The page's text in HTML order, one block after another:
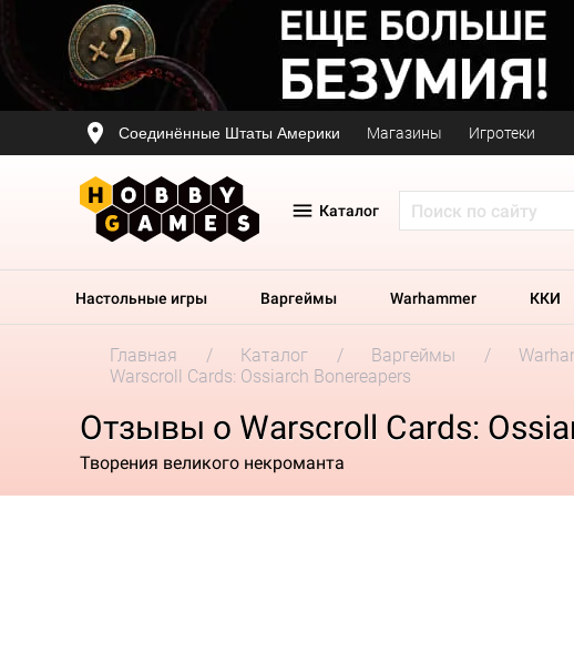
Соединённые Штаты Америки Магазины Игротеки
Каталог
Настольные игры Варгеймы Warhammer ККИ
Главная Каталог Варгеймы
Warscroll Cards: Ossiarch Bonereapers
Отзывы о Warscroll Cards:
Творения великого некроманта